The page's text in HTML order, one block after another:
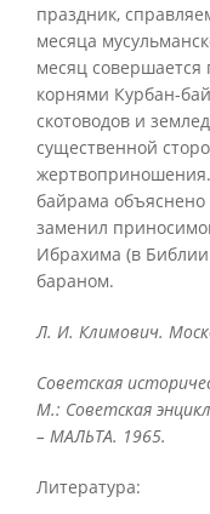
праздник,
месяца
месяц
корнями Курбан-
скотоводов и
существенной
байрама
заменил
Ибрахима (в
бараном.
Л. И. Климович.
Советская
М.: Советская
– МАЛЬТА. 1965.
Литература: